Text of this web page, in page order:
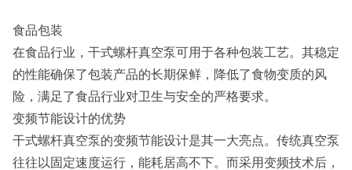
食品包装
在食品行业，干式螺杆真空泵可用于各种包装工艺。其稳定
的性能确保了包装产品的长期保鲜，降低了食物变质的风
险，满足了食品行业对卫生与安全的严格要求。
变频节能设计的优势
干式螺杆真空泵的变频节能设计是其一大亮点。传统真空泵
往往以固定速度运行，能耗居高不下。而采用变频技术后，